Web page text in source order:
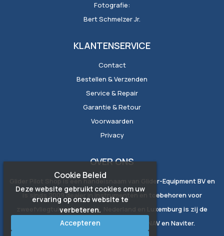
Fotografie:
Bert Schmelzer Jr.
KLANTENSERVICE
Contact
Bestellen & Verzenden
Service & Repair
Garantie & Retour
Voorwaarden
Privacy
OVER ONS
Glider Pilot Shop is een handelsnaam van Glider-Equipment BV en
is sinds 2009 dealer in instrumenten en toebehoren voor
zweefvliegtuigen. In België, Nederland en Luxemburg is zij de
exclusieve vertegenwoordiger van LXNAV en Naviter.
Cookie Beleid
Deze website gebruikt cookies om uw
ervaring op onze website te
verbeteren.
Accepteren